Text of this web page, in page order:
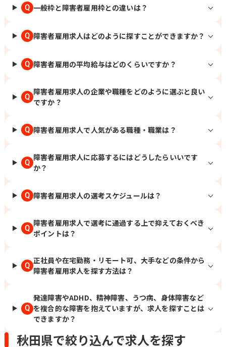
Q 一般枠と障害者雇用枠との違いは？
Q 障害者雇用求人はどのように探すことができますか？
Q 障害者雇用の平均給与はどのくらいですか？
Q
障害者雇用求人の企業や職種をどのように選ぶと良い
ですか？
Q 障害者雇用求人で人気がある職種・職業は？
Q
障害者雇用求人に応募するにはどうしたらいいです
か？
Q 障害者雇用求人の選考スケジュールは？
Q
障害者雇用求人で選考に通過する上で抑えておくべき
ポイントは？
Q
正社員や在宅勤務・リモート可、大手などの条件から
障害者雇用求人を探す方法は？
Q
発達障害やADHD、精神障害、うつ病、身体障害など
を複合的な障害を抱えていますが、求人を探すことは
できますか？
秋田県で絞り込んで求人を探す